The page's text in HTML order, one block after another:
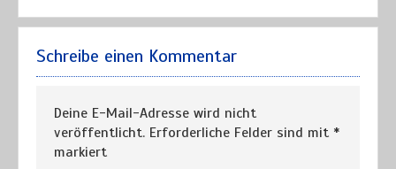
Schreibe einen Kommentar
Deine E-Mail-Adresse wird nicht
veröffentlicht. Erforderliche Felder sind mit *
markiert